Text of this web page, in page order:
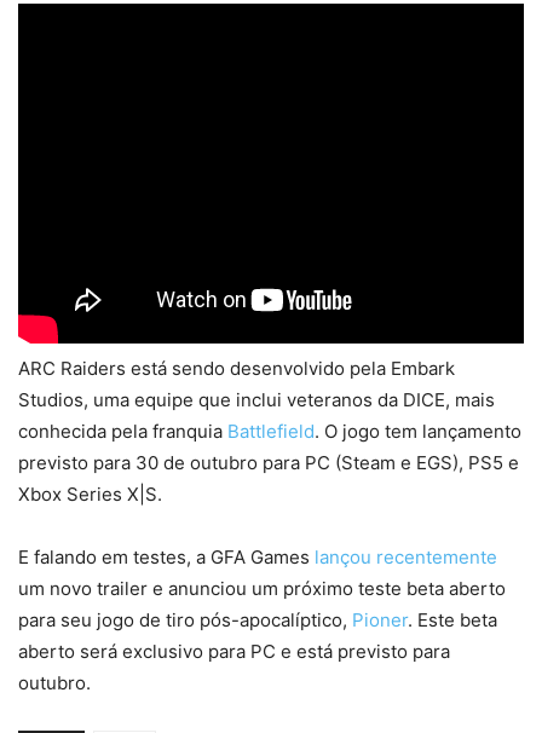
ARC Raiders está sendo desenvolvido pela Embark
Studios, uma equipe que inclui veteranos da DICE, mais
conhecida pela franquia Battlefield. O jogo tem lançamento
previsto para 30 de outubro para PC (Steam e EGS), PS5 e
Xbox Series X|S.
E falando em testes, a GFA Games lançou recentemente
um novo trailer e anunciou um próximo teste beta aberto
para seu jogo de tiro pós-apocalíptico, Pioner. Este beta
aberto será exclusivo para PC e está previsto para
outubro.